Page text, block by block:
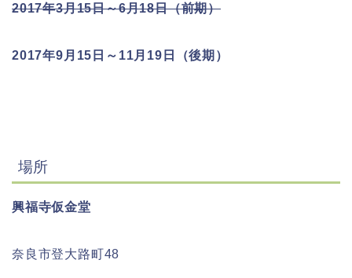
2017年3月15日～6月18日（前期）
2017年9月15日～11月19日（後期）
場所
興福寺仮金堂
奈良市登大路町48